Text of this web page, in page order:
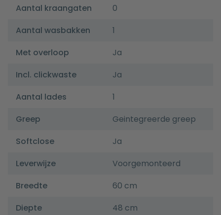
Aantal kraangaten
0
Aantal wasbakken
1
Met overloop
Ja
Incl. clickwaste
Ja
Aantal lades
1
Greep
Geintegreerde greep
Softclose
Ja
Leverwijze
Voorgemonteerd
Breedte
60 cm
Diepte
48 cm